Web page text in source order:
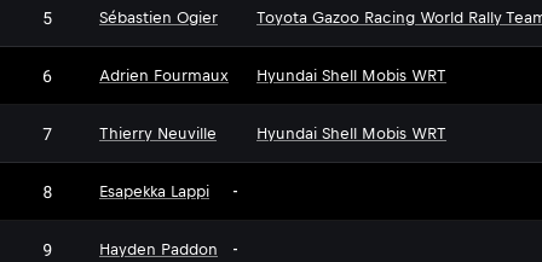
5 Sébastien Ogier Toyota Gazoo Racing World Rally
6 Adrien Fourmaux Hyundai Shell Mobis WRT
7 Thierry Neuville Hyundai Shell Mobis WRT
8 Esapekka Lappi -
9 Hayden Paddon -